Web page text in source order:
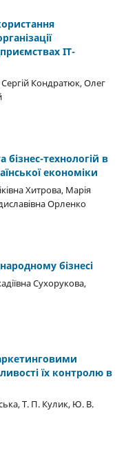
ІТ-
Кондратюк, Олег
технологій в
економіки
Хитрова, Марія
Орленко
бізнесі
Сухорукова,
їх контролю в
Т. П. Кулик, Ю. В.